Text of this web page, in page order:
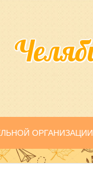
ОРГАНИЗАЦИИ